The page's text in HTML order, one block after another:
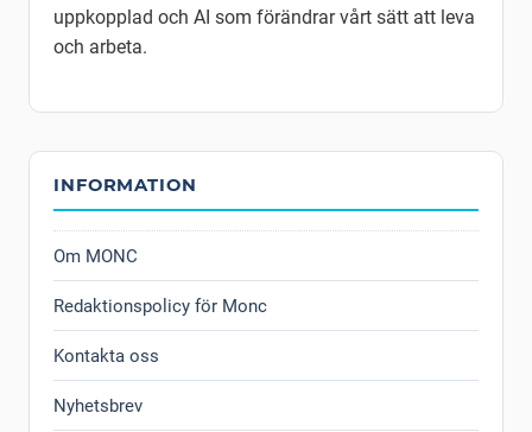
uppkopplad och AI som förändrar vårt sätt att leva
och arbeta.
INFORMATION
Om MONC
Redaktionspolicy för Monc
Kontakta oss
Nyhetsbrev